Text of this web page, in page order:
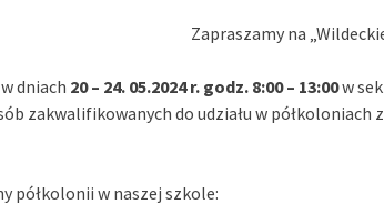
Zapraszamy na
dniach 20 – 24. 05.2024 r. godz. 8:00 – 13:00w
zakwalifikowanych do udziału w półkoloniach
półkolonii w naszej szkole: